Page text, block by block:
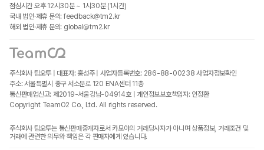
점심시간 오후 12시30분 ~ 1시30분 (1시간)
국내 법인·제휴 문의: feedback@tm2.kr
해외 법인·제휴 문의: global@tm2.kr
주식회사 팀오투 | 대표자: 홍성주 | 사업자등록번호: 286-88-00238 사업자정보확인
주소: 서울특별시 중구 서소문로 120 ENA센터 11층
통신판매업신고: 제2019-서울강남-04914호 | 개인정보보호책임자: 인정환
Copyright TeamO2 Co., Ltd. All rights reserved.
주식회사 팀오투는 통신판매중개자로서 카모아의 거래당사자가 아니며 상품정보, 거래조건 및
거래에 관련한 의무와 책임은 각 판매자에게 있습니다.